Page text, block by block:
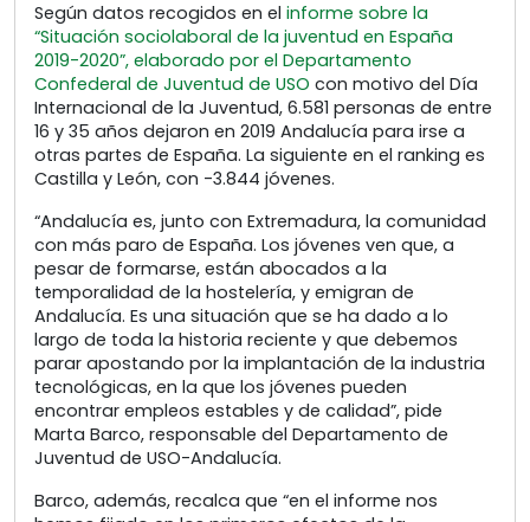
Según datos recogidos en el informe sobre la
“Situación sociolaboral de la juventud en España
2019-2020”, elaborado por el Departamento
Confederal de Juventud de USO con motivo del Día
Internacional de la Juventud, 6.581 personas de entre
16 y 35 años dejaron en 2019 Andalucía para irse a
otras partes de España. La siguiente en el ranking es
Castilla y León, con -3.844 jóvenes.
“Andalucía es, junto con Extremadura, la comunidad
con más paro de España. Los jóvenes ven que, a
pesar de formarse, están abocados a la
temporalidad de la hostelería, y emigran de
Andalucía. Es una situación que se ha dado a lo
largo de toda la historia reciente y que debemos
parar apostando por la implantación de la industria
tecnológicas, en la que los jóvenes pueden
encontrar empleos estables y de calidad”, pide
Marta Barco, responsable del Departamento de
Juventud de USO-Andalucía.
Barco, además, recalca que “en el informe nos